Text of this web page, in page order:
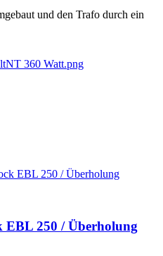
und den Trafo durch ein
EBL 250 / Überholung
EBL 250 / Überholung